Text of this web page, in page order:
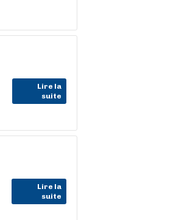
Lire la
suite
Lire la
suite